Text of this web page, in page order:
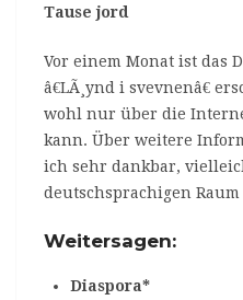
Tause jord
Vor einem Monat ist das
â€LÃ¸ynd i svevnenâ€
wohl nur über die
kann. Über weitere
ich sehr dankbar,
deutschsprachigen
Weitersagen:
Diaspora*